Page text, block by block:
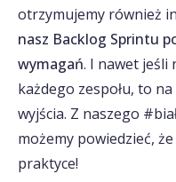
otrzymujemy również
nasz Backlog Sprintu
wymagań. I nawet jeśli
każdego zespołu, to
wyjścia. Z naszego
możemy powiedzieć,
praktyce!